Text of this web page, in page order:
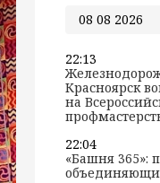
08 08 2026
22:13
Красноярск
на
22:04
«Башня 365»: